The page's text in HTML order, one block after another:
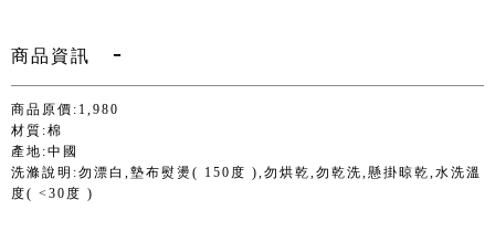
商品資訊
商品原價:1,980
材質:棉
產地:中國
洗滌說明:勿漂白,墊布熨燙( 150度 ),勿烘乾,勿乾洗,懸掛晾乾,水洗溫
度( <30度 )